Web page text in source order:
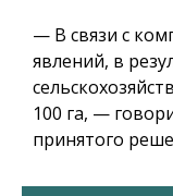
— В связи с
явлений, в
100 га, —
принятого